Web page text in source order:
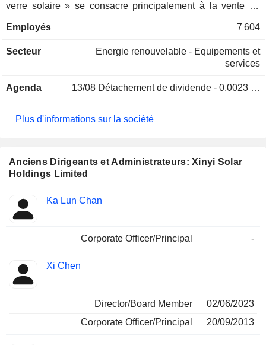
Anciens Dirigeants et Administrateurs: Xinyi Solar
Holdings Limited
Insider
Fonctions
Ka Lun Chan
Corporate Officer/Principal -
Xi Chen
Director/Board Member
02/06/2023
Corporate Officer/Principal
20/09/2013
verre solaire » se consacre principalement à la vente de
principalement impliqué dans le développement de parcs
Autres » est principalement impliqué dans les services
d'ingénierie, d'approvisionnement et de construction (EPC)
la société comprennent du verre solaire ultra-clair à motifs
arrière. La société exerce principalement ses activités sur le
marché national et sur les marchés étrangers.
Employés 7 604
Secteur
Energie renouvelable - Equipements et
services
Agenda 13/08 Détachement de dividende - 0.0023 HKD
Plus d'informations sur la société